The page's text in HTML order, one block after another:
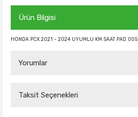
Ürün Bilgisi
HONDA PCX 2021 - 2024 UYUMLU KM SAAT PAD 005
Yorumlar
Taksit Seçenekleri